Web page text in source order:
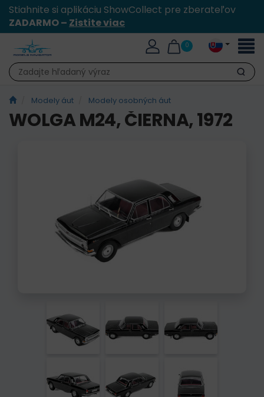
Stiahnite si aplikáciu ShowCollect pre zberateľov
ZADARMO – Zistite viac
0
Hľadať
Modely áut Modely osobných áut
WOLGA M24, ČIERNA, 1972